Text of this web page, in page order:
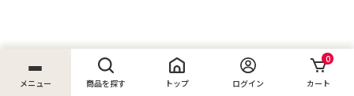
メニュー 商品を探す トップ ログイン
0
カート